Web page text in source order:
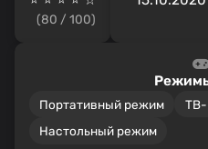
(80 / 100)
Портативный режим
Настольный режим